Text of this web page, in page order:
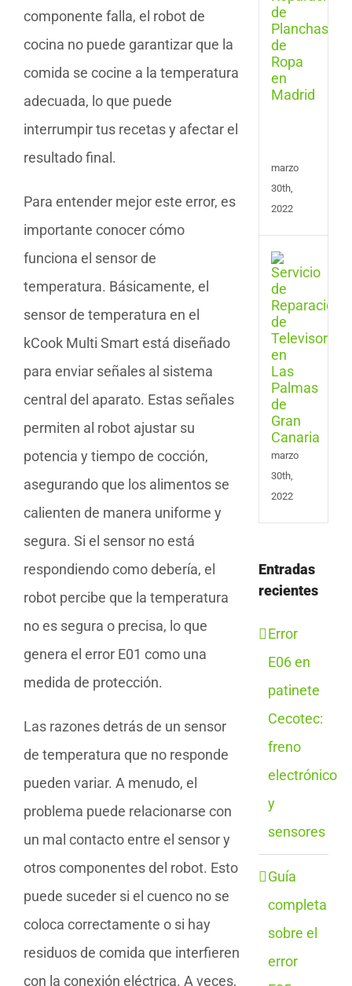
componente falla, el robot de
cocina no puede garantizar que la
comida se cocine a la temperatura
adecuada, lo que puede
interrumpir tus recetas y afectar el
resultado final.
Para entender mejor este error, es
importante conocer cómo
funciona el sensor de
temperatura. Básicamente, el
sensor de temperatura en el
kCook Multi Smart está diseñado
para enviar señales al sistema
central del aparato. Estas señales
permiten al robot ajustar su
potencia y tiempo de cocción,
asegurando que los alimentos se
calienten de manera uniforme y
segura. Si el sensor no está
respondiendo como debería, el
robot percibe que la temperatura
no es segura o precisa, lo que
genera el error E01 como una
medida de protección.
Las razones detrás de un sensor
de temperatura que no responde
pueden variar. A menudo, el
problema puede relacionarse con
un mal contacto entre el sensor y
otros componentes del robot. Esto
puede suceder si el cuenco no se
coloca correctamente o si hay
residuos de comida que interfieren
con la conexión eléctrica. A veces,
de
marzo
30th,
2022
en
marzo
30th,
2022
Entradas
recientes
Error
E06 en
patinete
Cecotec:
freno
electrónico
y
sensores
Guía
completa
sobre el
error